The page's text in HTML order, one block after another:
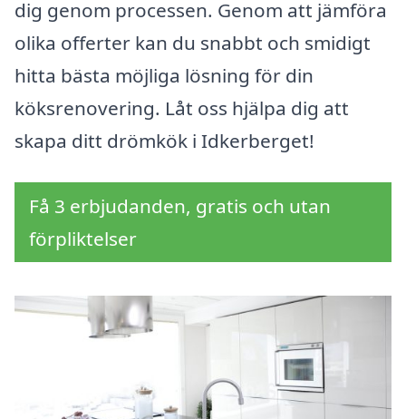
dig genom processen. Genom att jämföra
olika offerter kan du snabbt och smidigt
hitta bästa möjliga lösning för din
köksrenovering. Låt oss hjälpa dig att
skapa ditt drömkök i Idkerberget!
Få 3 erbjudanden, gratis och utan
förpliktelser